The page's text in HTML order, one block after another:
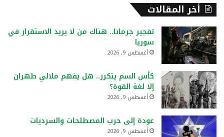
أخر المقالات
تفجير جرمانا.. هناك من لا يريد الاستقرار في
سوريا
أغسطس 9, 2026
كأس السم يتكرر.. هل يفهم ملالي طهران
إلا لغة القوة؟
أغسطس 9, 2026
عودة إلى حرب المصطلحات والسرديات
أغسطس 9, 2026